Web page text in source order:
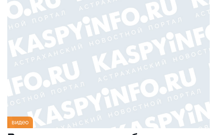
видео